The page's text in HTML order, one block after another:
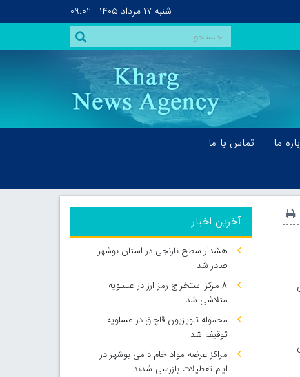
شنبه ۱۷ مرداد ۱۴۰۵ ۰۹:۰۲
ما
تماس با ما
آخرین اخبار
هشدار سطح نارنجی در استان بوشهر
صادر شد
۸ مرکز استخراج رمز ارز در عسلویه
متلاشی شد
محموله تلویزیون قاچاق در عسلویه
توقیف شد
مراکز عرضه مواد خام دامی بوشهر در
ایام تعطیلات بازرسی شدند